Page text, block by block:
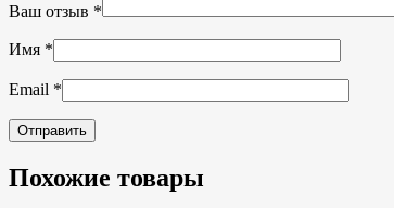
Ваш отзыв *
Имя *
Email *
Похожие товары